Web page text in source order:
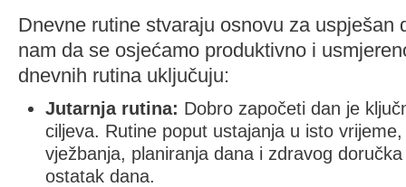
Dnevne rutine stvaraju osnovu za uspješan
nam da se osjećamo produktivno i
dnevnih rutina uključuju:
Jutarnja rutina: Dobro započeti dan je
ciljeva. Rutine poput ustajanja u isto
vježbanja, planiranja dana i zdravog
ostatak dana.